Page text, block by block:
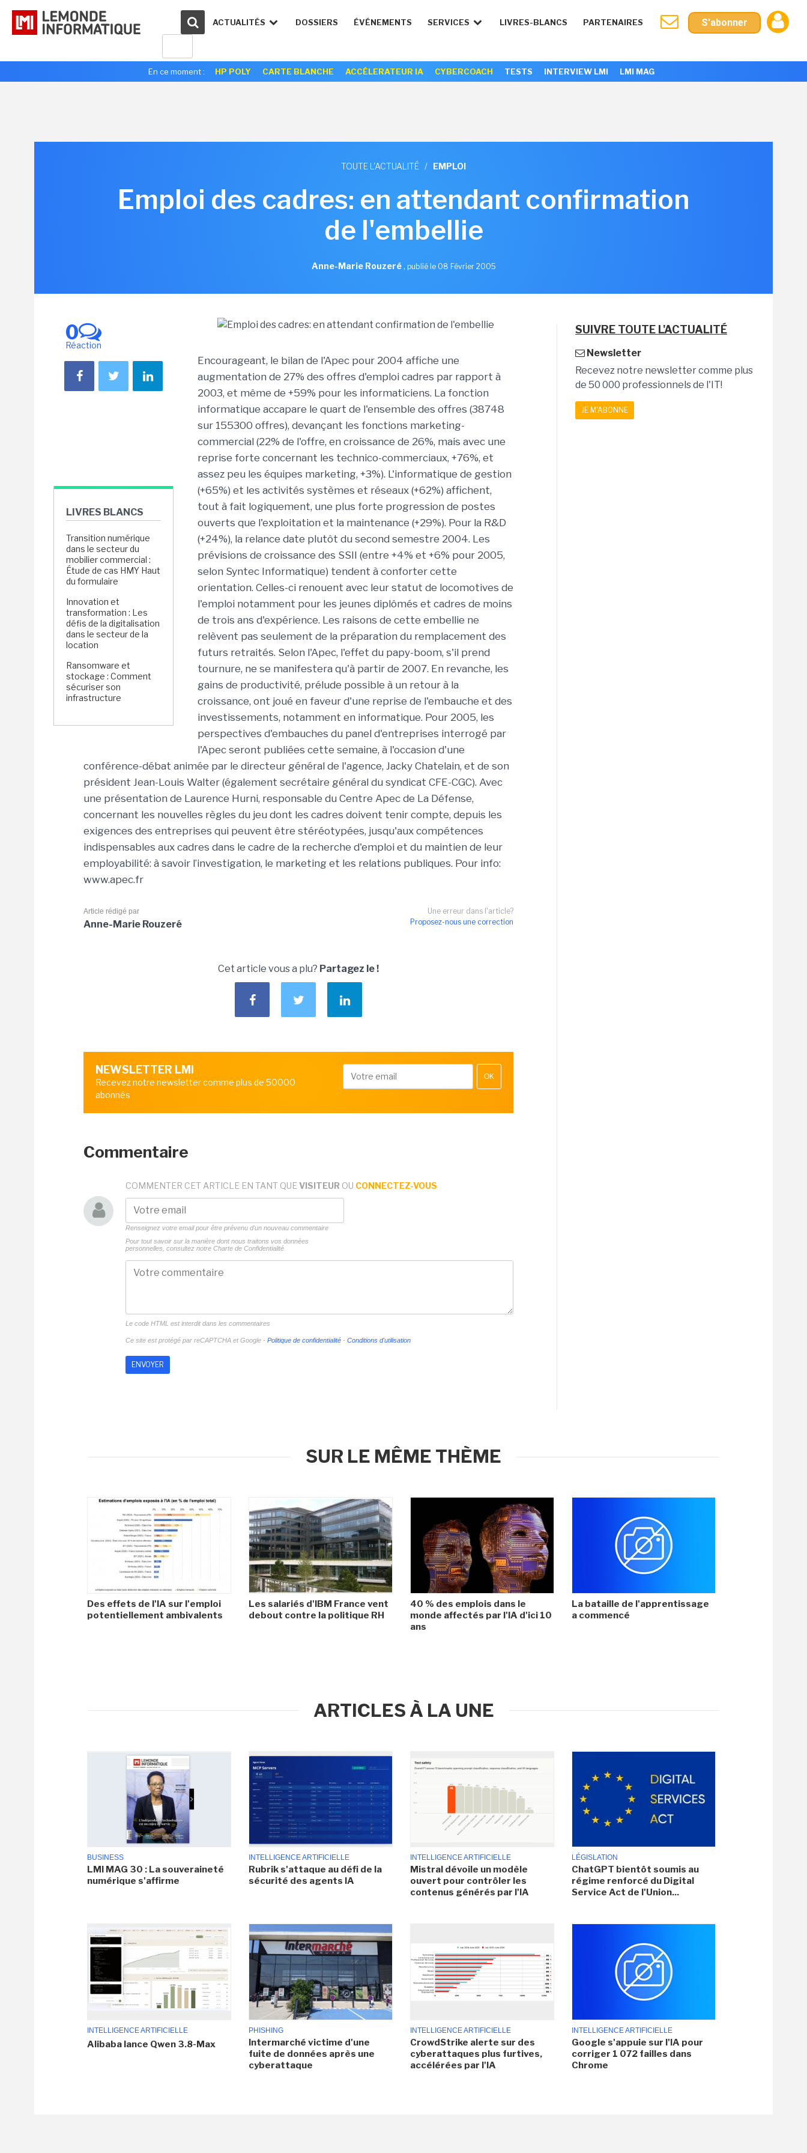
ACTUALITÉS DOSSIERS ÉVÉNEMENTS SERVICES LIVRES-BLANCS PARTENAIRES S'abonner
En ce moment : HP POLY CARTE BLANCHE ACCÉLERATEUR IA CYBERCOACH TESTS INTERVIEW LMI LMI MAG
TOUTE L'ACTUALITÉ / EMPLOI
Emploi des cadres: en attendant confirmation
de l'embellie
Anne-Marie Rouzeré, publié le 08 Février 2005
0
Réaction
LIVRES BLANCS
Transition numérique
dans le secteur du
mobilier commercial :
Étude de cas HMY Haut
du formulaire
Innovation et
transformation : Les
défis de la digitalisation
dans le secteur de la
location
Ransomware et
stockage : Comment
sécuriser son
infrastructure
Encourageant, le bilan de l'Apec pour 2004 affiche une
augmentation de 27% des offres d'emploi cadres par rapport à
2003, et même de +59% pour les informaticiens. La fonction
informatique accapare le quart de l'ensemble des offres (38748
sur 155300 offres), devançant les fonctions marketing-
commercial (22% de l'offre, en croissance de 26%, mais avec une
reprise forte concernant les technico-commerciaux, +76%, et
assez peu les équipes marketing, +3%). L'informatique de gestion
(+65%) et les activités systèmes et réseaux (+62%) affichent,
tout à fait logiquement, une plus forte progression de postes
ouverts que l'exploitation et la maintenance (+29%). Pour la R&D
(+24%), la relance date plutôt du second semestre 2004. Les
prévisions de croissance des SSII (entre +4% et +6% pour 2005,
selon Syntec Informatique) tendent à conforter cette
orientation. Celles-ci renouent avec leur statut de locomotives de
l'emploi notamment pour les jeunes diplômés et cadres de moins
de trois ans d'expérience. Les raisons de cette embellie ne
relèvent pas seulement de la préparation du remplacement des
futurs retraités. Selon l'Apec, l'effet du papy-boom, s'il prend
tournure, ne se manifestera qu'à partir de 2007. En revanche, les
gains de productivité, prélude possible à un retour à la
croissance, ont joué en faveur d'une reprise de l'embauche et des
investissements, notamment en informatique. Pour 2005, les
perspectives d'embauches du panel d'entreprises interrogé par
l'Apec seront publiées cette semaine, à l'occasion d'une
conférence-débat animée par le directeur général de l'agence, Jacky Chatelain, et de son
président Jean-Louis Walter (également secrétaire général du syndicat CFE-CGC). Avec
une présentation de Laurence Hurni, responsable du Centre Apec de La Défense,
concernant les nouvelles règles du jeu dont les cadres doivent tenir compte, depuis les
exigences des entreprises qui peuvent être stéréotypées, jusqu'aux compétences
indispensables aux cadres dans le cadre de la recherche d'emploi et du maintien de leur
employabilité: à savoir l’investigation, le marketing et les relations publiques. Pour info:
www.apec.fr
Une erreur dans l'article?
Proposez-nous une correction
Article rédigé par
Anne-Marie Rouzeré
Cet article vous a plu? Partagez le !
NEWSLETTER LMI
Recevez notre newsletter comme plus de 50000
abonnés
OK
Commentaire
COMMENTER CET ARTICLE EN TANT QUE VISITEUR OU CONNECTEZ-VOUS
Renseignez votre email pour être prévenu d'un nouveau commentaire
Pour tout savoir sur la manière dont nous traitons vos données
personnelles, consultez notre Charte de Confidentialité.
Le code HTML est interdit dans les commentaires
Ce site est protégé par reCAPTCHA et Google - Politique de confidentialité - Conditions d'utilisation
SUIVRE TOUTE L'ACTUALITÉ
Newsletter
Recevez notre newsletter comme plus
de 50 000 professionnels de l'IT!
JE M'ABONNE
SUR LE MÊME THÈME
Des effets de l'IA sur l'emploi
potentiellement ambivalents
Les salariés d'IBM France vent
debout contre la politique RH
40 % des emplois dans le
monde affectés par l'IA d'ici 10
ans
La bataille de l'apprentissage
a commencé
ARTICLES À LA UNE
BUSINESS
LMI MAG 30 : La souveraineté
numérique s'affirme
INTELLIGENCE ARTIFICIELLE
Rubrik s'attaque au défi de la
sécurité des agents IA
INTELLIGENCE ARTIFICIELLE
Mistral dévoile un modèle
ouvert pour contrôler les
contenus générés par l'IA
LÉGISLATION
ChatGPT bientôt soumis au
régime renforcé du Digital
Service Act de l'Union...
INTELLIGENCE ARTIFICIELLE
Alibaba lance Qwen 3.8-Max
PHISHING
Intermarché victime d'une
fuite de données après une
cyberattaque
INTELLIGENCE ARTIFICIELLE
CrowdStrike alerte sur des
cyberattaques plus furtives,
accélérées par l'IA
INTELLIGENCE ARTIFICIELLE
Google s'appuie sur l'IA pour
corriger 1 072 failles dans
Chrome